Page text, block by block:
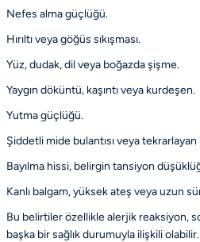
Nefes alma güçlüğü.
Hırıltı veya göğüs sıkışması.
Yüz, dudak, dil veya boğazda şişme.
Yaygın döküntü, kaşıntı veya kurdeşen.
Yutma güçlüğü.
Şiddetli mide bulantısı veya tekrarlayan
Bayılma hissi, belirgin tansiyon
Kanlı balgam, yüksek ateş veya uzun
Bu belirtiler özellikle alerjik reaksiyon,
başka bir sağlık durumuyla ilişkili